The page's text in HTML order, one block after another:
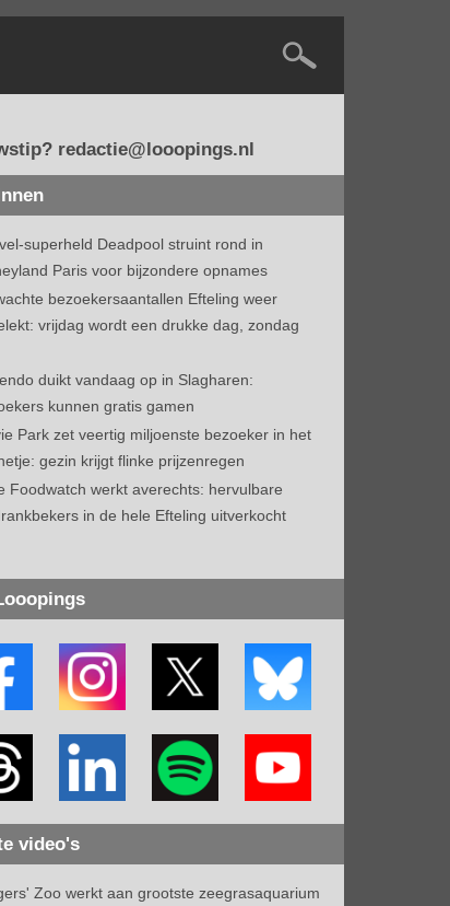
redactie@looopings.nl
superheld Deadpool struint rond in
Paris voor bijzondere opnames
bezoekersaantallen Efteling weer
vrijdag wordt een drukke dag, zondag
duikt vandaag op in Slagharen:
kunnen gratis gamen
Park zet veertig miljoenste bezoeker in het
gezin krijgt flinke prijzenregen
Foodwatch werkt averechts: hervulbare
in de hele Efteling uitverkocht
video's
Zoo werkt aan grootste zeegrasaquarium